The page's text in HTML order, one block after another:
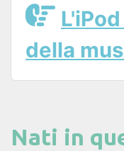
della
Nati in